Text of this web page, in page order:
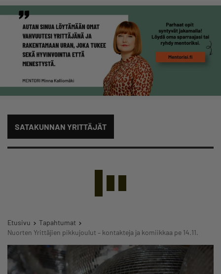
SATAKUNNAN YRITTÄJÄT
Etusivu
Tapahtumat
Nuorten Yrittäjien pikkujoulut – kontakteja ja komiikkaa pe 14.11.
Suodata hakutuloksia: näytä kaikki sisältö